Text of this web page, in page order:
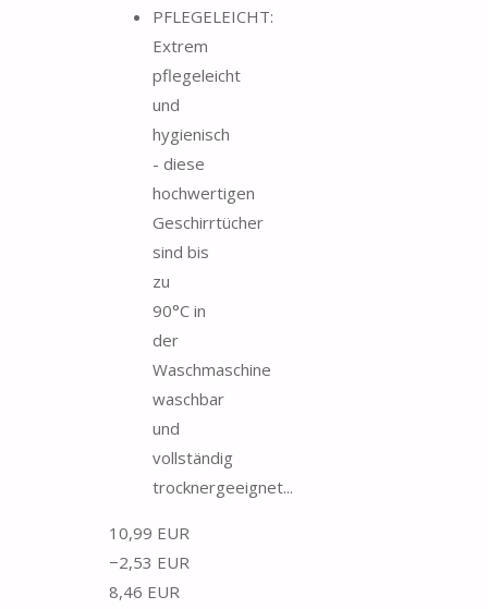
PFLEGELEICHT:
Extrem
pflegeleicht
und
hygienisch
- diese
hochwertigen
Geschirrtücher
sind bis
zu
90°C in
der
Waschmaschine
waschbar
und
vollständig
trocknergeeignet...
10,99 EUR
−2,53 EUR
8,46 EUR